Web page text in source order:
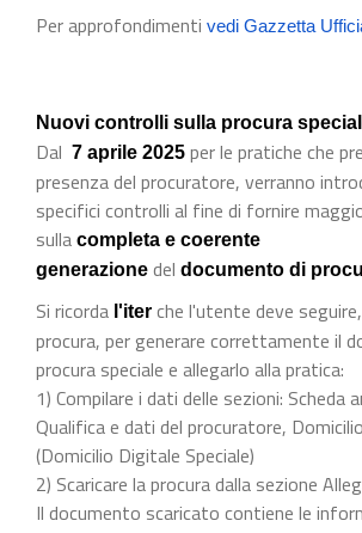
Per approfondimenti vedi Gazzetta
Nuovi controlli sulla procura
Dal 7 aprile 2025 per le pratiche che
presenza del procuratore, verranno
specifici controlli al fine di fornire
sulla completa e coerente
generazione del documento di
Si ricorda l'iter che l'utente deve
procura, per generare correttamente il
procura speciale e allegarlo alla pratica:
1) Compilare i dati delle sezioni: Scheda
Qualifica e dati del procuratore,
(Domicilio Digitale Speciale)
2) Scaricare la procura dalla sezione
Il documento scaricato contiene le